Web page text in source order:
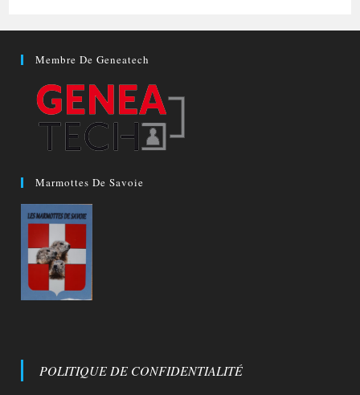
Membre De Geneatech
Marmottes De Savoie
POLITIQUE DE CONFIDENTIALITÉ